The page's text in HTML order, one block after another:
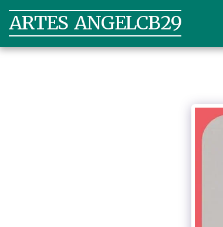
ARTES ANGELCB29